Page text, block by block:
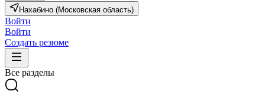
Нахабино (Московская область)
Войти
Войти
Создать резюме
Все разделы